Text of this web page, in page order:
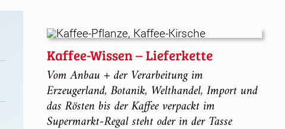
Kaffee-Wissen – Lieferkette
Vom Anbau + der Verarbeitung im
Erzeugerland, Botanik, Welthandel, Import und
das Rösten bis der Kaffee verpackt im
Supermarkt-Regal steht oder in der Tasse